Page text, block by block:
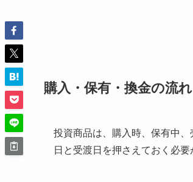
購入・保有・換金の流れ
投資商品は、購入時、保有中
日と受渡日を押さえておく必要